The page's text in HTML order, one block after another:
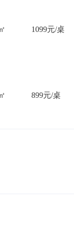
1099元/桌
899元/桌